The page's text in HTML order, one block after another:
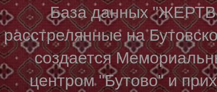
База данных
расстрелянные на
создается
центром "Бутово" и